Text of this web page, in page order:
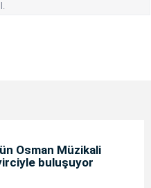
Osman Müzikali
buluşuyor